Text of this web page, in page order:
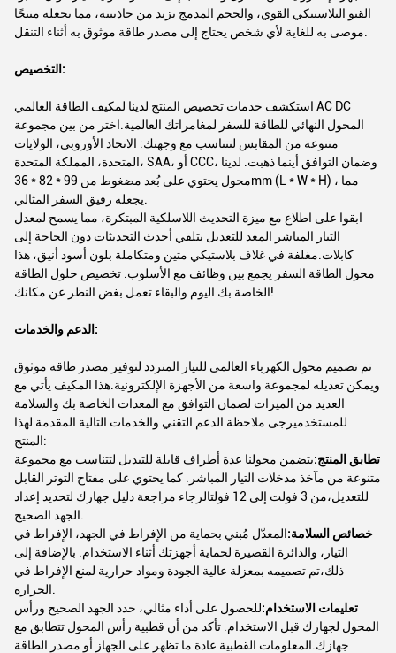
القبو البلاستيكي القوي، والحجم المدمج يزيد من جاذبيته، مما يجعله منتجًا
موصى به للغاية لأي شخص يحتاج إلى مصدر طاقة موثوق به أثناء التنقل.
التخصيص:
استكشف خدمات تخصيص المنتج لدينا لمكيف الطاقة العالمي AC DC
المحول النهائي للطاقة للسفر لمغامراتك العالمية.اختر من بين مجموعة
متنوعة من المقابس لتتناسب مع وجهتك: الاتحاد الأوروبي، الولايات
المتحدة، المملكة المتحدة، SAA، أو CCC، وضمان التوافق أينما ذهبت. لدينا
محول يحتوي على بُعد مضغوط من 99 * 82 * 36mm (L * W * H) ، مما
يجعله رفيق السفر المثالي.
ابقوا على اطلاع مع ميزة التحديث اللاسلكية المبتكرة، مما يسمح لمعدل
التيار المباشر المعد للتعديل بتلقي أحدث التحديثات دون الحاجة إلى
كابلات.مغلفة في غلاف بلاستيكي متين ومتكاملة بلون أسود أنيق، هذا
محول الطاقة السفر يجمع بين وظائف مع الأسلوب. تخصيص حلول الطاقة
الخاصة بك اليوم والبقاء تعمل بغض النظر عن مكانك!
الدعم والخدمات:
تم تصميم محول الكهرباء العالمي للتيار المتردد لتوفير مصدر طاقة موثوق
ويمكن تعديله لمجموعة واسعة من الأجهزة الإلكترونية.هذا المكيف يأتي مع
العديد من الميزات لضمان التوافق مع المعدات الخاصة بك والسلامة
للمستخدميرجى ملاحظة الدعم التقني والخدمات التالية المقدمة لهذا
المنتج:
تطابق المنتج:يتضمن محولنا عدة أطراف قابلة للتبديل لتتناسب مع مجموعة
متنوعة من مآخذ مدخلات التيار المباشر. كما يحتوي على مفتاح التوتر القابل
للتعديل،من 3 فولت إلى 12 فولتالرجاء مراجعة دليل جهازك لتحديد إعداد
الجهد الصحيح.
خصائص السلامة:المعدّل مُبني بحماية من الإفراط في الجهد، الإفراط في
التيار، والدائرة القصيرة لحماية أجهزتك أثناء الاستخدام. بالإضافة إلى
ذلك،تم تصميمه بمعزلة عالية الجودة ومواد حرارية لمنع الإفراط في
الحرارة.
تعليمات الاستخدام:للحصول على أداء مثالي، حدد الجهد الصحيح ورأس
المحول لجهازك قبل الاستخدام. تأكد من أن قطبية رأس المحول تتطابق مع
جهازك.المعلومات القطبية عادة ما تظهر على الجهاز أو مصدر الطاقة